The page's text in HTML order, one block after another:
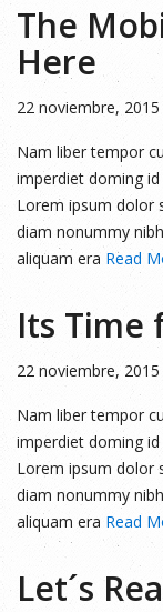
The
Here
22 noviembre, 2015
Nam liber tempor
imperdiet doming
Lorem ipsum dolor
diam nonummy
aliquam era Read
Its Time
22 noviembre, 2015
Nam liber tempor
imperdiet doming
Lorem ipsum dolor
diam nonummy
aliquam era Read
Let´s